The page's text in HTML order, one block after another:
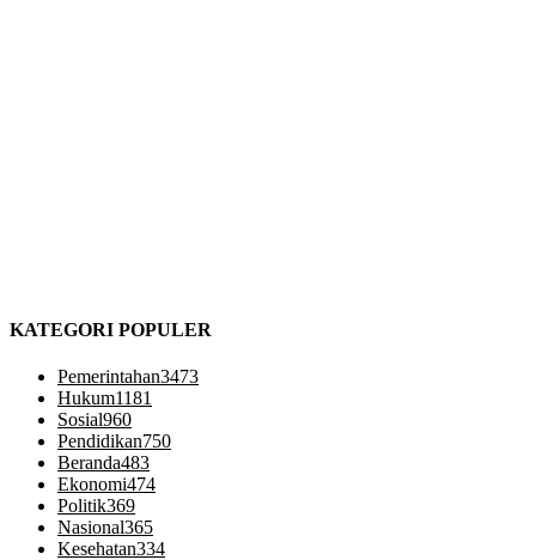
KATEGORI POPULER
Pemerintahan3473
Hukum1181
Sosial960
Pendidikan750
Beranda483
Ekonomi474
Politik369
Nasional365
Kesehatan334